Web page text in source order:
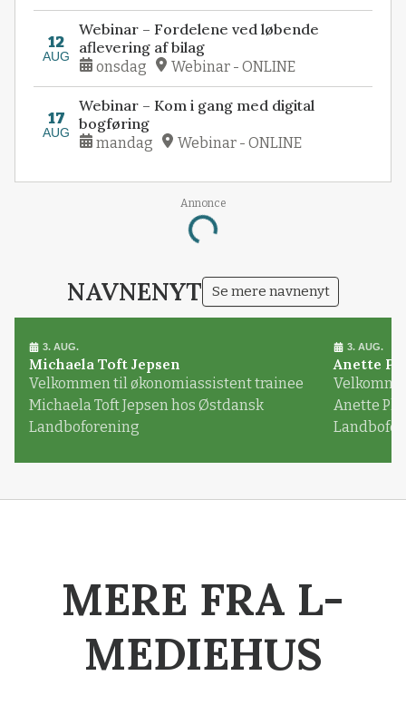
12
AUG
Webinar – Fordelene ved løbende
aflevering af bilag
onsdag Webinar - ONLINE
17
AUG
Webinar – Kom i gang med digital
bogføring
mandag Webinar - ONLINE
Annonce
Loading...
NAVNENYT Se mere navnenyt
3. AUG.
Michaela Toft Jepsen
Velkommen til økonomiassistent trainee
Michaela Toft Jepsen hos Østdansk
Landboforening
3. AUG.
Anette
Anette
MERE FRA L-
MEDIEHUS